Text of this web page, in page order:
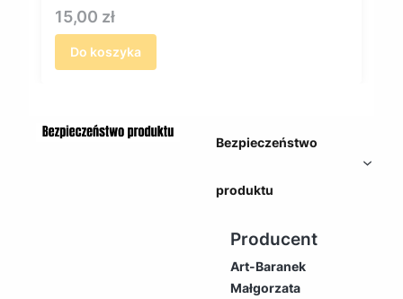
Cena
15,00 zł
Do koszyka
Bezpieczeństwo
produktu
Producent
Art-Baranek
Małgorzata